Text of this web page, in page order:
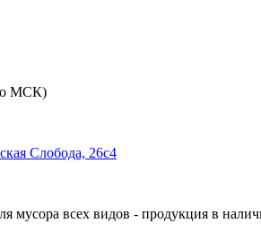
МСК)
Слобода, 26с4
мусора всех видов - продукция в